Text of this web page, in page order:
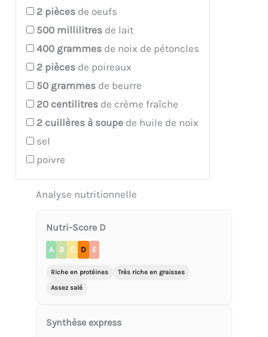
2 pièces de oeufs
500 millilitres de lait
400 grammes de noix de pétoncles
2 pièces de poireaux
50 grammes de beurre
20 centilitres de crème fraîche
2 cuillères à soupe de huile de noix
sel
poivre
Analyse nutritionnelle
Nutri-Score D
A B C D E
Riche en protéines
Très riche en graisses
Assez salé
Synthèse express